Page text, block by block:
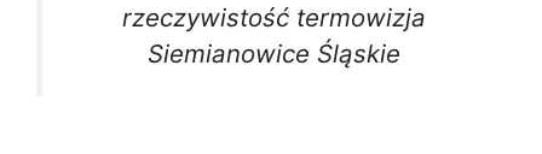
rzeczywistość termowizja
Siemianowice Śląskie